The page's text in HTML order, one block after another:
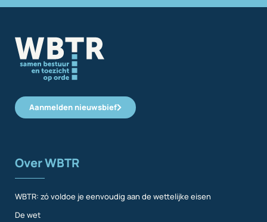
Aanmelden nieuwsbief
Over WBTR
WBTR: zó voldoe je eenvoudig aan de wettelijke eisen
De wet